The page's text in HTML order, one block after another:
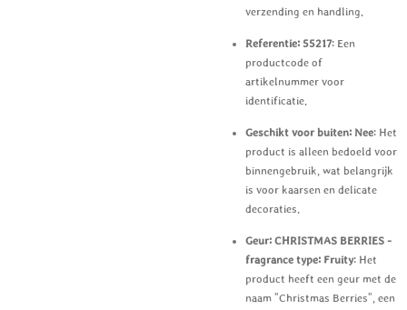
verzending en handling.
Referentie: 55217: Een
productcode of
artikelnummer voor
identificatie.
Geschikt voor buiten: Nee: Het
product is alleen bedoeld voor
binnengebruik, wat belangrijk
is voor kaarsen en delicate
decoraties.
Geur: CHRISTMAS BERRIES -
fragrance type: Fruity: Het
product heeft een geur met de
naam "Christmas Berries", een